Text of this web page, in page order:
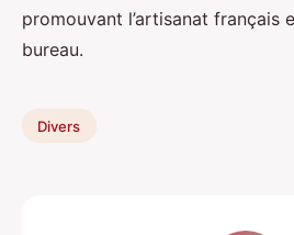
promouvant l’artisanat français
bureau.
Divers